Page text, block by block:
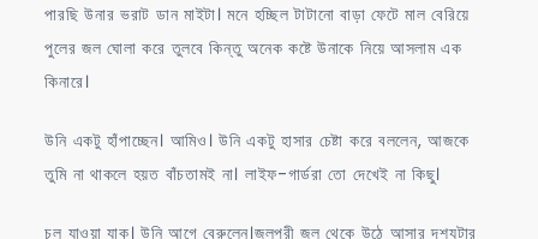
পারছি উনার ভরাট ডান মাইটা। মনে হচ্ছিল টাটানো বাড়া ফেটে মাল বেরিয়ে
পুলের জল ঘোলা করে তুলবে কিন্তু অনেক কষ্টে উনাকে নিয়ে আসলাম এক
কিনারে।
উনি একটু হাঁপাচ্ছেন। আমিও। উনি একটু হাসার চেষ্টা করে বললেন, আজকে
তুমি না থাকলে হয়ত বাঁচতামই না। লাইফ-গার্ডরা তো দেখেই না কিছু।
চল যাওয়া যাক। উনি আগে বেরুলেন।জলপরী জল থেকে উঠে আসার দৃশ্যটার